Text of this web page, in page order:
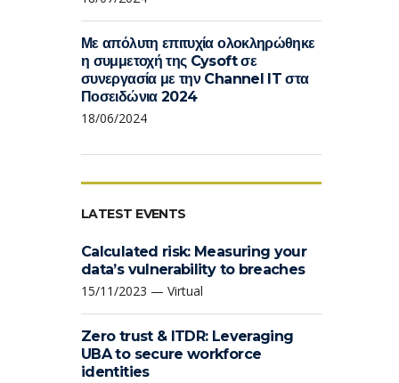
Με απόλυτη επιτυχία ολοκληρώθηκε
η συμμετοχή της Cysoft σε
συνεργασία με την Channel IT στα
Ποσειδώνια 2024
18/06/2024
LATEST EVENTS
Calculated risk: Measuring your
data’s vulnerability to breaches
15/11/2023 — Virtual
Zero trust & ITDR: Leveraging
UBA to secure workforce
identities